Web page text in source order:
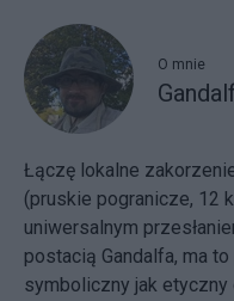
O mnie
Łączę lokalne
(pruskie pogranicze, 12
uniwersalnym
postacią Gandalfa, ma
symboliczny jak etyczny